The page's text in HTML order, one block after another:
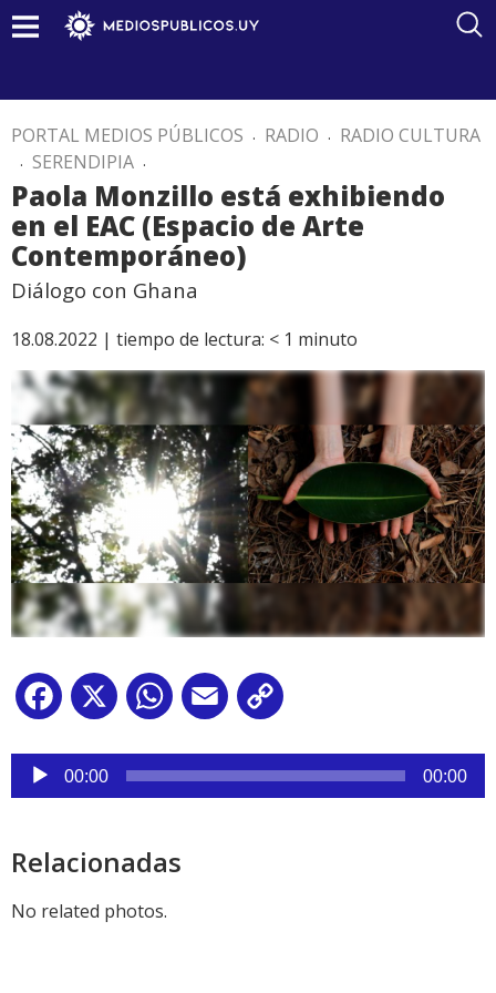
PORTAL MEDIOS PÚBLICOS . RADIO . RADIO CULTURA
. SERENDIPIA .
Paola Monzillo está exhibiendo
en el EAC (Espacio de Arte
Contemporáneo)
Diálogo con Ghana
18.08.2022 | tiempo de lectura: < 1 minuto
Facebook
X WhatsApp
Email
Reproductor
audio
00:00 00:00
Relacionadas
No related photos.